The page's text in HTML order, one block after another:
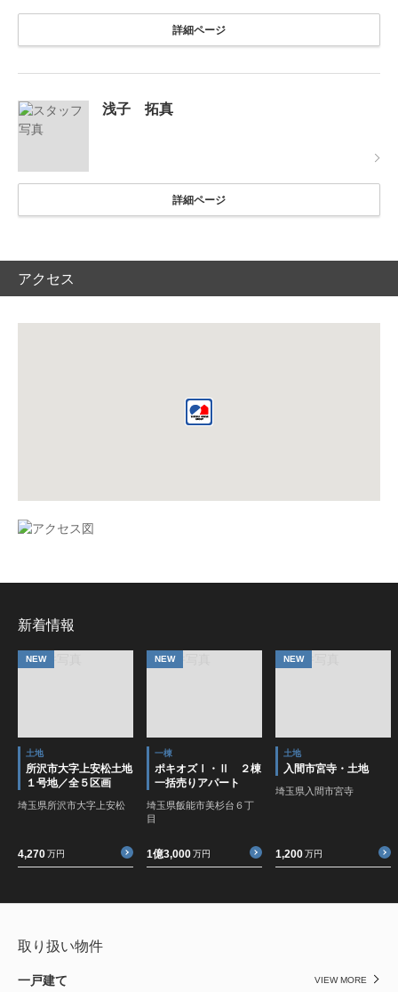
詳細ページ
浅子 拓真
詳細ページ
アクセス
新着情報
NEW
土地
所沢市大字上安松土地
１号地／全５区画
埼玉県所沢市大字上安松
4,270 万円
NEW
一棟
ポキオズⅠ・Ⅱ ２棟
一括売りアパート
埼玉県飯能市美杉台６丁
目
1億3,000 万円
NEW
土地
入間市宮寺・土地
埼玉県入間市宮寺
1,200 万円
取り扱い物件
一戸建て VIEW MORE